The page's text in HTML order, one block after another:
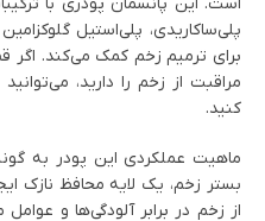
پلی‌ساکاریدی، پلی‌استیل
برای ترمیم زخم کمک می‌کند.
مراقبت از زخم را دارید،
کنید.
ماهیت عملکردی این پودر به
بستر زخم، یک لایه محافظ نازک
از زخم در برابر آلودگی‌ها و